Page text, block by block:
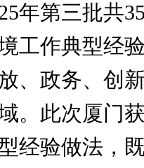
年第三批共
工作典型经
、政务、创
。此次厦门
经验做法，